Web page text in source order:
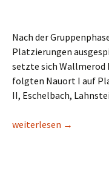
Nach der
Platzierungen
setzte sich Wallmerod
folgten Nauort I auf
II, Eschelbach,
TuS Wallmerod TT
weiterlesen →